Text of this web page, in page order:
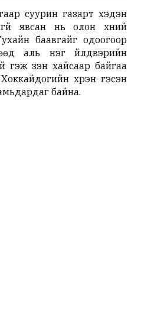
суурин газарт хэдэн
явсан нь олон хүний
баавгайг одоогоор
аль нэг үйлдвэрийн
гэж үзэн хайсаар байгаа
хүрэн гэсэн
байна.